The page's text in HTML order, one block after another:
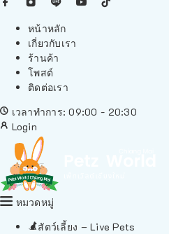
หน้าหลัก
เกี่ยวกับเรา
ร้านค้า
โพสต์
ติดต่อเรา
เวลาทำการ: 09:00 - 20:30
Login
หมวดหมู่
สัตว์เลี้ยง – Live Pets